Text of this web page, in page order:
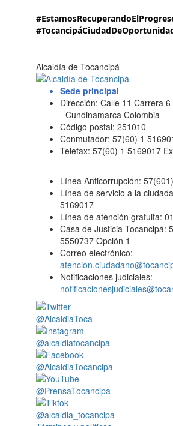
Alcaldía de Tocancipá
Sede principal
Dirección: Calle 11 Carrera
- Cundinamarca Colombia
Código postal: 251010
Conmutador: 57(60) 1
Telefax: 57(60) 1 5169017
Línea Anticorrupción:
Línea de servicio a la
5169017
Línea de atención gratuita:
Casa de Justicia Tocancipá:
5550737 Opción 1
Correo electrónico:
Notificaciones judiciales:
@AlcaldiaToca
@alcaldiatocancipa
@AlcaldiaTocancipa
@PrensaTocancipa
@alcaldia_tocancipa